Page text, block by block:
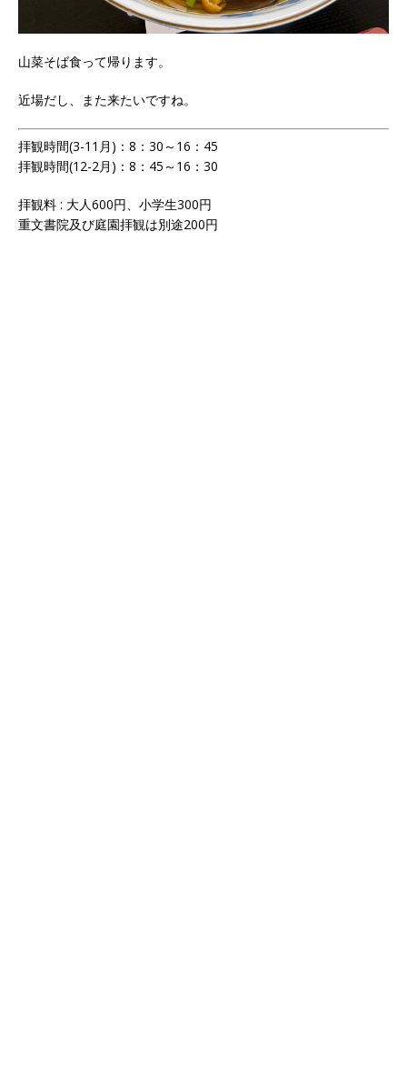
山菜そば食って帰ります。
近場だし、また来たいですね。
拝観時間(3-11月)：8：30～16：45
拝観時間(12-2月)：8：45～16：30
拝観料 : 大人600円、小学生300円
重文書院及び庭園拝観は別途200円